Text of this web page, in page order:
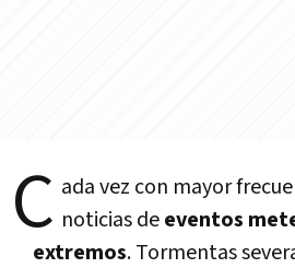
C ada vez con mayor
noticias deeventos
extremos. Tormentas